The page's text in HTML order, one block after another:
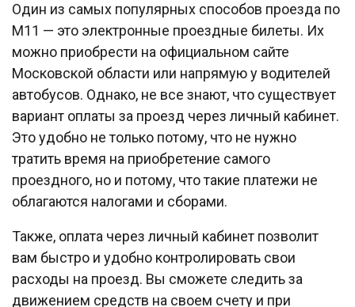
Один из самых популярных способов проезда по
М11 — это электронные проездные билеты. Их
можно приобрести на официальном сайте
Московской области или напрямую у водителей
автобусов. Однако, не все знают, что существует
вариант оплаты за проезд через личный кабинет.
Это удобно не только потому, что не нужно
тратить время на приобретение самого
проездного, но и потому, что такие платежи не
облагаются налогами и сборами.
Также, оплата через личный кабинет позволит
вам быстро и удобно контролировать свои
расходы на проезд. Вы сможете следить за
движением средств на своем счету и при